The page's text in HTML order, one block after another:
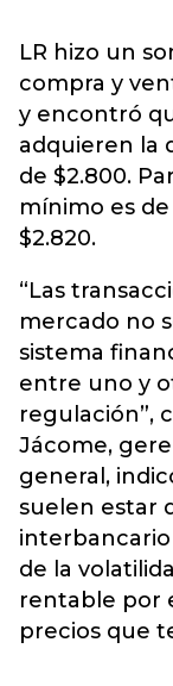
LR hizo un
compra y
y encontró
adquieren la
de $2.800.
mínimo es de
$2.820.
“Las
mercado no
sistema
entre uno y
regulación”,
Jácome,
general,
suelen estar
interbancario
de la
rentable por
precios que